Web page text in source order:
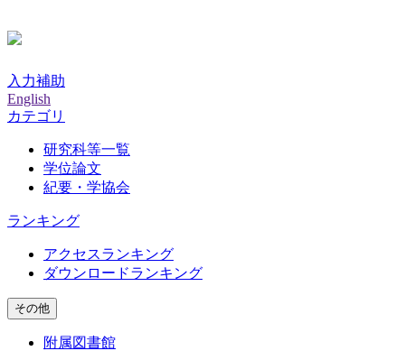
入力補助
English
カテゴリ
研究科等一覧
学位論文
紀要・学協会
ランキング
アクセスランキング
ダウンロードランキング
その他
附属図書館